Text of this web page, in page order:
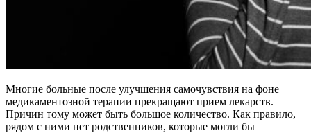
Многие больные после улучшения самочувствия на фоне
медикаментозной терапии прекращают прием лекарств.
Причин тому может быть большое количество. Как правило,
рядом с ними нет родственников, которые могли бы